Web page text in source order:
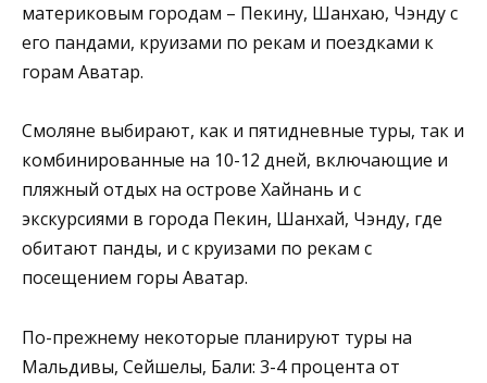
материковым городам – Пекину, Шанхаю, Чэнду с
его пандами, круизами по рекам и поездками к
горам Аватар.
Смоляне выбирают, как и пятидневные туры, так и
комбинированные на 10-12 дней, включающие и
пляжный отдых на острове Хайнань и с
экскурсиями в города Пекин, Шанхай, Чэнду, где
обитают панды, и с круизами по рекам с
посещением горы Аватар.
По-прежнему некоторые планируют туры на
Мальдивы, Сейшелы, Бали: 3-4 процента от